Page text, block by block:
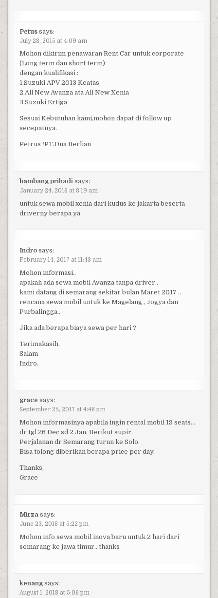
Petus says:
July 28, 2015 at 4:09 am
Mohon dikirim penawaran Rent Car untuk corporate
(Long term dan short term)
dengan kualifikasi :
1.Suzuki APV 2013 Keatas
2.All New Avanza ata All New Xenia
3.Suzuki Ertiga
Sesuai Kebutuhan kami,mohon dapat di follow up
secepatnya.
Petrus /PT.Dua Berlian
bambang prihadi says:
January 24, 2016 at 8:19 am
untuk sewa mobil xenia dari kudus ke jakarta beserta
driverny berapa ya
Indro says:
February 14, 2017 at 11:43 am
Mohon informasi..
apakah ada sewa mobil Avanza tanpa driver..
kami datang di semarang sekitar bulan Maret 2017 ..
rencana sewa mobil untuk ke Magelang , Jogya dan
Purbalingga..
Jika ada berapa biaya sewa per hari ?
Terimakasih.
Salam
Indro.
grace says:
September 25, 2017 at 4:46 pm
Mohon informasinya apabila ingin rental mobil 19 seats…
dr tgl 26 Dec sd 2 Jan. Berikut supir.
Perjalanan dr Semarang turun ke Solo.
Bisa tolong diberikan berapa price per day.
Thanks,
Grace
Mirza says:
June 23, 2018 at 5:22 pm
Mohon info sewa mobil inova baru untuk 2 hari dari
semarang ke jawa timur…thanks
kenang says:
August 1, 2018 at 5:06 pm